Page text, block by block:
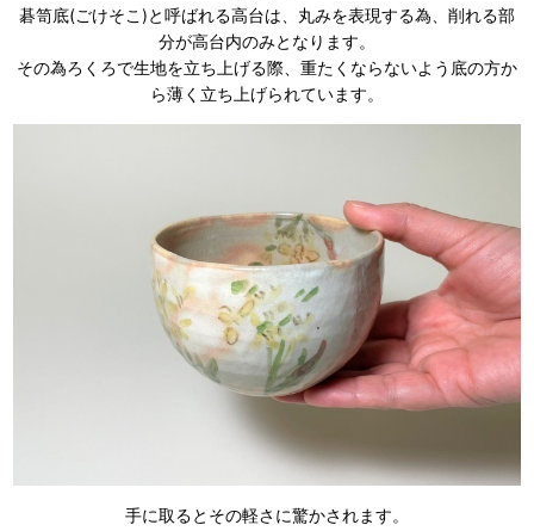
碁笥底(ごけそこ)と呼ばれる高台は、丸みを表現する為、削れる部
分が高台内のみとなります。
その為ろくろで生地を立ち上げる際、重たくならないよう底の方か
ら薄く立ち上げられています。
手に取るとその軽さに驚かされます。